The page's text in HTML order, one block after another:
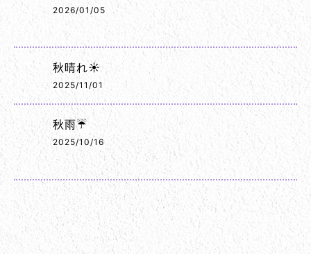
2026/01/05
秋晴れ☀️
2025/11/01
秋雨☔
2025/10/16